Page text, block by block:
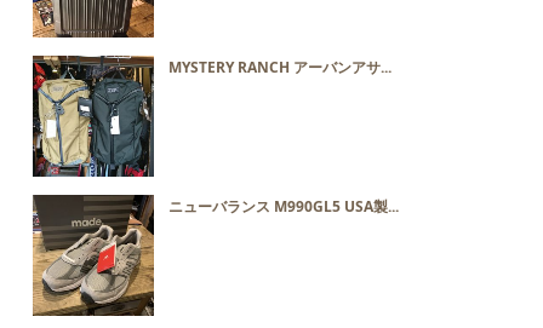
MYSTERY RANCH アーバンアサ...
ニューバランス M990GL5 USA製...